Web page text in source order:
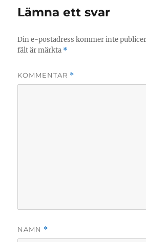
Lämna ett svar
Din e-postadress kommer inte
fält är märkta *
KOMMENTAR *
NAMN *